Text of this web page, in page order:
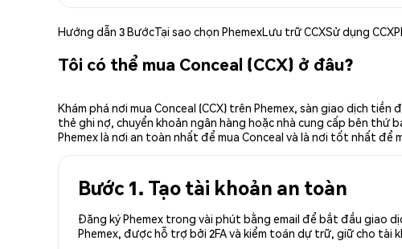
Hướng dẫn 3 BướcTại sao chọn PhemexLưu trữ CCXSử dụng CCX
Tôi có thể mua Conceal (CCX) ở đâu?
Khám phá nơi mua Conceal (CCX) trên Phemex, sàn giao dịch
thẻ ghi nợ, chuyển khoản ngân hàng hoặc nhà cung cấp bên thứ
Phemex là nơi an toàn nhất để mua Conceal và là nơi tốt nhất để
Bước 1. Tạo tài khoản an toàn
Đăng ký Phemex trong vài phút bằng email để bắt đầu giao
Phemex, được hỗ trợ bởi 2FA và kiểm toán dự trữ, giữ cho tài